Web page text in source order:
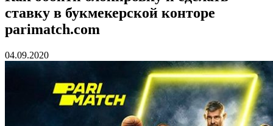
ставку в букмекерской конторе
parimatch.com
04.09.2020